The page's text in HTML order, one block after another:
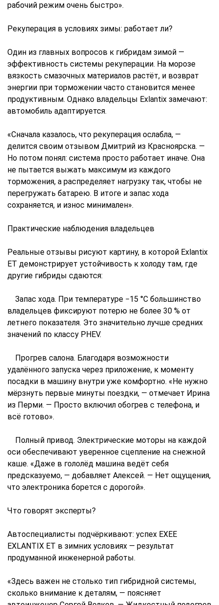
рабочий режим очень быстро».
Рекуперация в условиях зимы: работает ли?
Один из главных вопросов к гибридам зимой —
эффективность системы рекуперации. На морозе
вязкость смазочных материалов растёт, и возврат
энергии при торможении часто становится менее
продуктивным. Однако владельцы Exlantix замечают:
автомобиль адаптируется.
«Сначала казалось, что рекуперация ослабла, —
делится своим отзывом Дмитрий из Красноярска. —
Но потом понял: система просто работает иначе. Она
не пытается выжать максимум из каждого
торможения, а распределяет нагрузку так, чтобы не
перегружать батарею. В итоге и запас хода
сохраняется, и износ минимален».
Практические наблюдения владельцев
Реальные отзывы рисуют картину, в которой Exlantix
ET демонстрирует устойчивость к холоду там, где
другие гибриды сдаются:
Запас хода. При температуре −15 °C большинство
владельцев фиксируют потерю не более 30 % от
летнего показателя. Это значительно лучше средних
значений по классу PHEV.
Прогрев салона. Благодаря возможности
удалённого запуска через приложение, к моменту
посадки в машину внутри уже комфортно. «Не нужно
мёрзнуть первые минуты поездки, — отмечает Ирина
из Перми. — Просто включил обогрев с телефона, и
всё готово».
Полный привод. Электрические моторы на каждой
оси обеспечивают уверенное сцепление на снежной
каше. «Даже в гололёд машина ведёт себя
предсказуемо, — добавляет Алексей. — Нет ощущения,
что электроника борется с дорогой».
Что говорят эксперты?
Автоспециалисты подчёркивают: успех EXEE
EXLANTIX ET в зимних условиях — результат
продуманной инженерной работы.
«Здесь важен не столько тип гибридной системы,
сколько внимание к деталям, — поясняет